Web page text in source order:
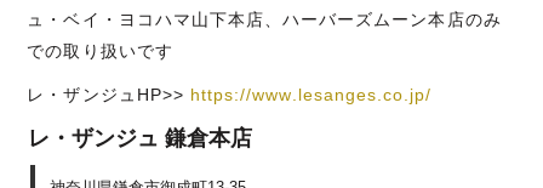
ュ・ベイ・ヨコハマ山下本店、ハーバーズムーン本店のみ
での取り扱いです
レ・ザンジュHP>> https://www.lesanges.co.jp/
レ・ザンジュ 鎌倉本店